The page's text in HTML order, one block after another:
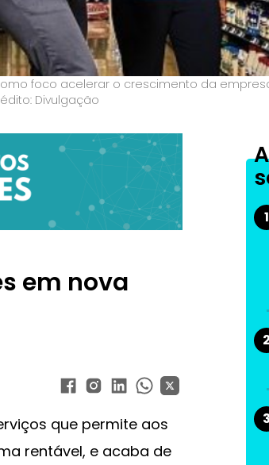
foco acelerar o crescimento da
Divulgação
em nova
que permite aos
rentável, e acaba de
1
2
3